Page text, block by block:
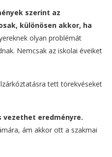
szerint az
különösen akkor, ha
olyan problémát
Nemcsak az iskolai éveiket
tett törekvéseket
eredményre.
ám akkor ott a szakmai